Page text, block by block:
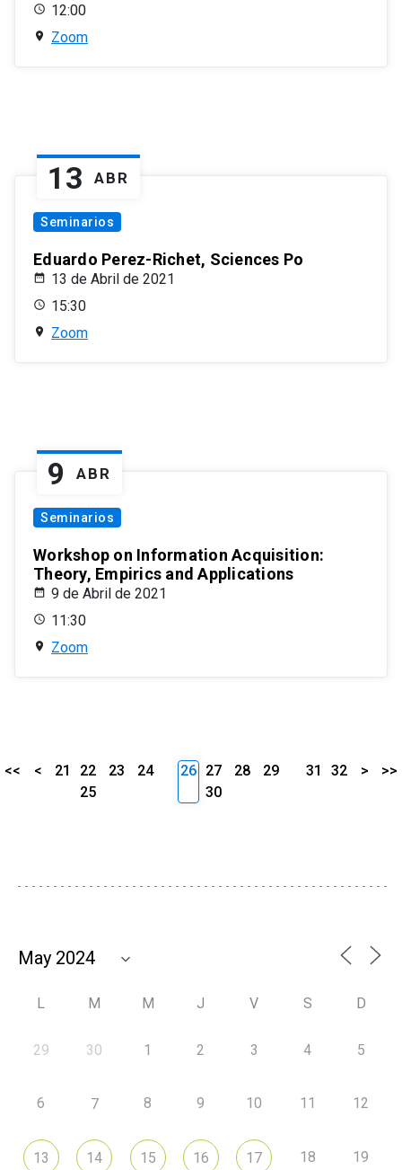
12:00
Zoom
13 ABR
Seminarios
Eduardo Perez-Richet, Sciences Po
13 de Abril de 2021
15:30
Zoom
9 ABR
Seminarios
Workshop on Information Acquisition:
Theory, Empirics and Applications
9 de Abril de 2021
11:30
Zoom
<< < 21 22 23
24
25
26 27 28
29
30
31 32 > >>
L M M J V S D
29 30 1 2 3 4 5
6 7 8 9 10 11 12
13 14 15 16 17 18 19